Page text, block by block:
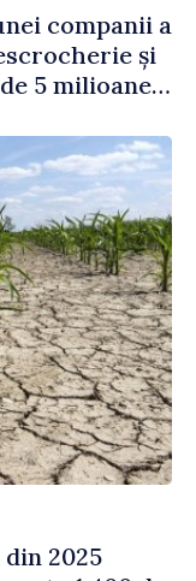
companii a
și
5 milioane
2025